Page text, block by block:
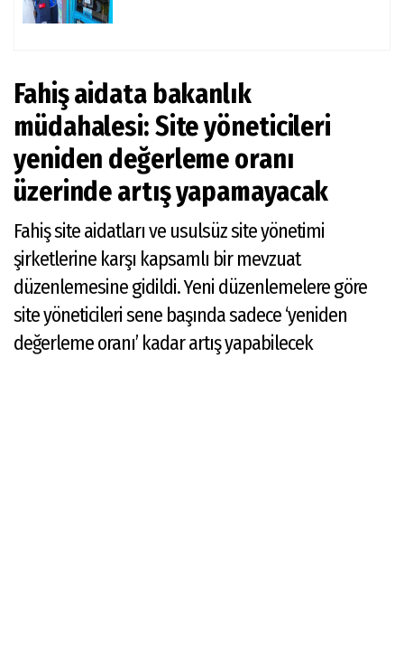
Fahiş aidata bakanlık
müdahalesi: Site yöneticileri
yeniden değerleme oranı
üzerinde artış yapamayacak
Fahiş site aidatları ve usulsüz site yönetimi
şirketlerine karşı kapsamlı bir mevzuat
düzenlemesine gidildi. Yeni düzenlemelere göre
site yöneticileri sene başında sadece ‘yeniden
değerleme oranı’ kadar artış yapabilecek